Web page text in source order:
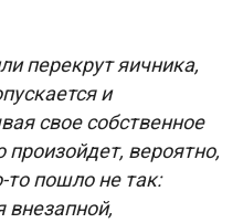
перекрут яичника,
и
свое собственное
вероятно,
то пошло не так:
внезапной,